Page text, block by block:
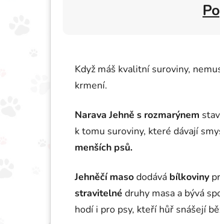
Když máš kvalitní suroviny,
krmení.
Narava Jehně s rozmarýnem
k tomu suroviny, které dávají
menších psů.
Jehněčí masododává bílkoviny
stravitelné druhy masa a bývá
hodí i pro psy, kteří hůř snášejí